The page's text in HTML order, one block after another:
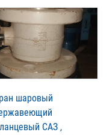
шаровый
САЗ ,